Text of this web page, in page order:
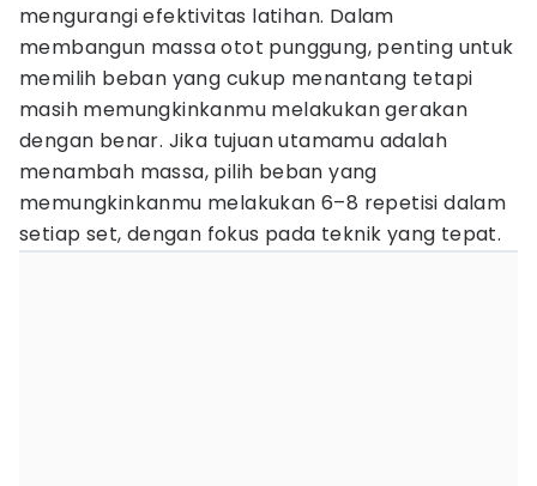
mengurangi efektivitas latihan. Dalam
membangun massa otot punggung, penting untuk
memilih beban yang cukup menantang tetapi
masih memungkinkanmu melakukan gerakan
dengan benar. Jika tujuan utamamu adalah
menambah massa, pilih beban yang
memungkinkanmu melakukan 6–8 repetisi dalam
setiap set, dengan fokus pada teknik yang tepat.